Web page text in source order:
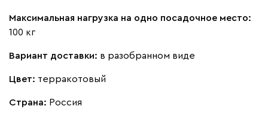
Альтеа 357 910
Бежевый Графит
Максимальная нагрузка на одно посадочное место:
100 кг
Вариант доставки: в разобранном виде
Цвет: терракотовый
Страна: Россия